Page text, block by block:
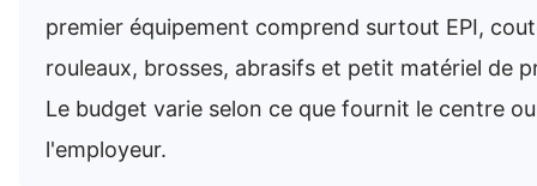
premier équipement comprend surtout EPI,
rouleaux, brosses, abrasifs et petit matériel de
Le budget varie selon ce que fournit le centre ou
l'employeur.